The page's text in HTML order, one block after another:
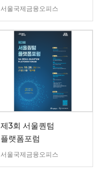
OPEN TALK' 11월
서울국제금융오피스
제3회 서울퀀텀
플랫폼포럼
서울국제금융오피스